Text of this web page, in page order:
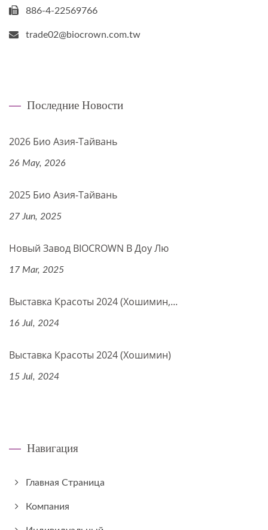
886-4-22569766
trade02@biocrown.com.tw
Последние Новости
2026 Био Азия-Тайвань
26 May, 2026
2025 Био Азия-Тайвань
27 Jun, 2025
Новый Завод BIOCROWN В Доу Лю
17 Mar, 2025
Выставка Красоты 2024 (Хошимин,...
16 Jul, 2024
Выставка Красоты 2024 (Хошимин)
15 Jul, 2024
Навигация
Главная Страница
Компания